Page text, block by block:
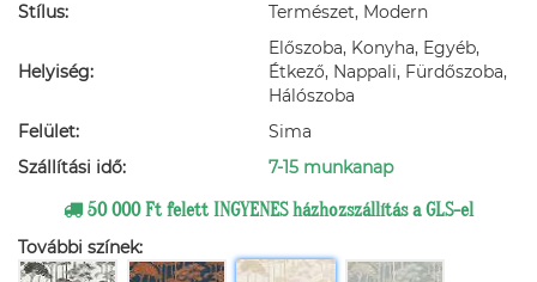
Stílus:
Természet, Modern
Helyiség:
Előszoba, Konyha, Egyéb,
Étkező, Nappali, Fürdőszoba,
Hálószoba
Felület:
Sima
Szállítási idő:
7-15 munkanap
50 000 Ft felett INGYENES házhozszállítás a GLS-el
További színek: